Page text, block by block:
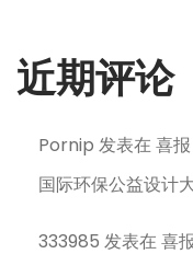
近期评论
Pornip 发表在喜
国际环保公益设计
333985 发表在喜